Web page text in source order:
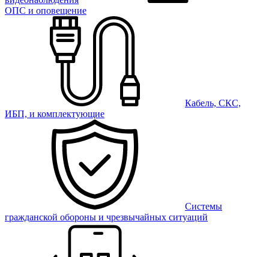
ОПС и оповещение
Кабель, СКС,
ИБП, и комплектующие
Системы
гражданской обороны и чрезвычайных ситуаций